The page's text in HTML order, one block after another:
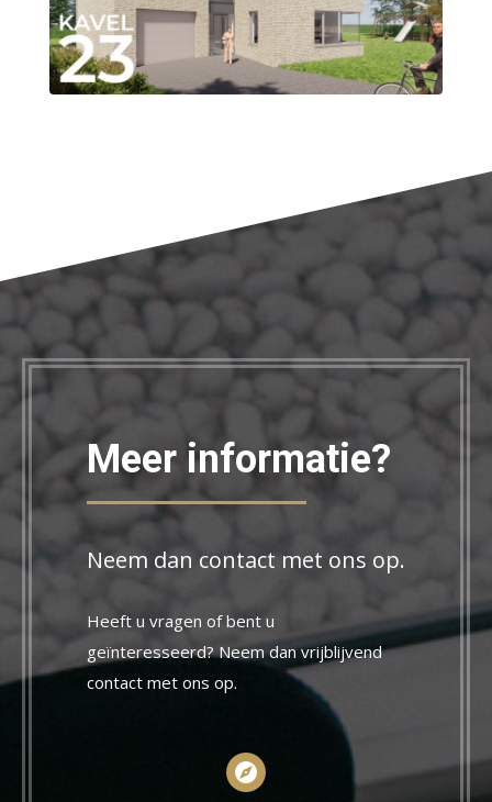
Meer informatie?
Neem dan contact met ons op.
Heeft u vragen of bent u
geïnteresseerd? Neem dan vrijblijvend
contact met ons op.